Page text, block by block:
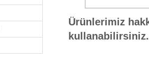
Ürünlerimiz
kullanabilirsiniz.